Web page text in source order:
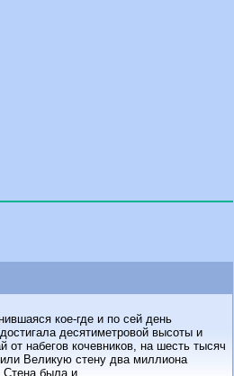
кое-где и по сей день
десятиметровой высоты и
набегов кочевников, на шесть тысяч
Великую стену два миллиона
была и...